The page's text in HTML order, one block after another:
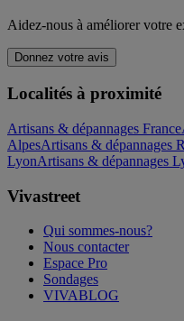
Aidez-nous à améliorer votre
Donnez votre avis
Localités à proximité
Artisans & dépannages France
AlpesArtisans & dépannages
LyonArtisans & dépannages
Vivastreet
Qui sommes-nous?
Nous contacter
Espace Pro
Sondages
VIVABLOG